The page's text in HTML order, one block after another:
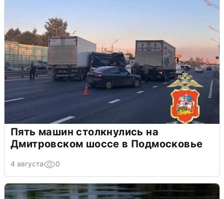
Пять машин столкнулись на
Дмитровском шоссе в Подмосковье
4 августа 0